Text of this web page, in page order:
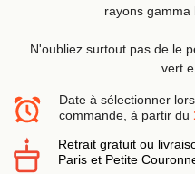
rayons gamma
N'oubliez surtout pas de le
Date à sélectionner
commande, à partir du
Retrait gratuit ou
Paris et Petite